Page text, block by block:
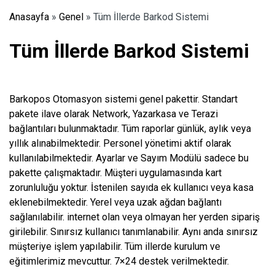
Anasayfa » Genel » Tüm İllerde Barkod Sistemi
Tüm İllerde Barkod Sistemi
Barkopos Otomasyon sistemi genel pakettir. Standart
pakete ilave olarak Network, Yazarkasa ve Terazi
bağlantıları bulunmaktadır. Tüm raporlar günlük, aylık veya
yıllık alınabilmektedir. Personel yönetimi aktif olarak
kullanılabilmektedir. Ayarlar ve Sayım Modülü sadece bu
pakette çalışmaktadır. Müşteri uygulamasında kart
zorunluluğu yoktur. İstenilen sayıda ek kullanıcı veya kasa
eklenebilmektedir. Yerel veya uzak ağdan bağlantı
sağlanılabilir. internet olan veya olmayan her yerden sipariş
girilebilir. Sınırsız kullanıcı tanımlanabilir. Aynı anda sınırsız
müşteriye işlem yapılabilir. Tüm illerde kurulum ve
eğitimlerimiz mevcuttur. 7×24 destek verilmektedir.